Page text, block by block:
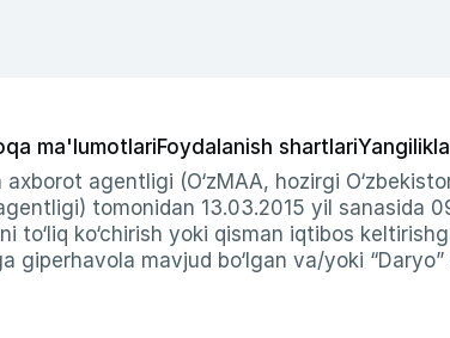
ma'lumotlariFoydalanish shartlari
agentligi (O‘zMAA, hozirgi
tomonidan 13.03.2015 yil sanasida
to‘liq ko‘chirish yoki qisman iqtibos
giperhavola mavjud bo‘lgan va/yoki